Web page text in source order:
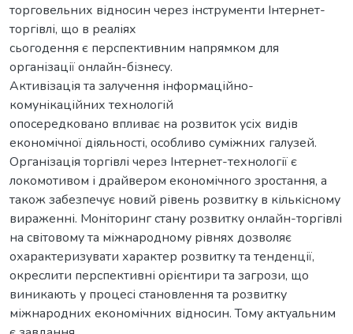
торговельних відносин через інструменти Інтернет-
торгівлі, що в реаліях
сьогодення є перспективним напрямком для
організації онлайн-бізнесу.
Активізація та залучення інформаційно-
комунікаційних технологій
опосередковано впливає на розвиток усіх видів
економічної діяльності, особливо суміжних галузей.
Організація торгівлі через Інтернет-технології є
локомотивом і драйвером економічного зростання, а
також забезпечує новий рівень розвитку в кількісному
вираженні. Моніторинг стану розвитку онлайн-торгівлі
на світовому та міжнародному рівнях дозволяє
охарактеризувати характер розвитку та тенденції,
окреслити перспективні орієнтири та загрози, що
виникають у процесі становлення та розвитку
міжнародних економічних відносин. Тому актуальним